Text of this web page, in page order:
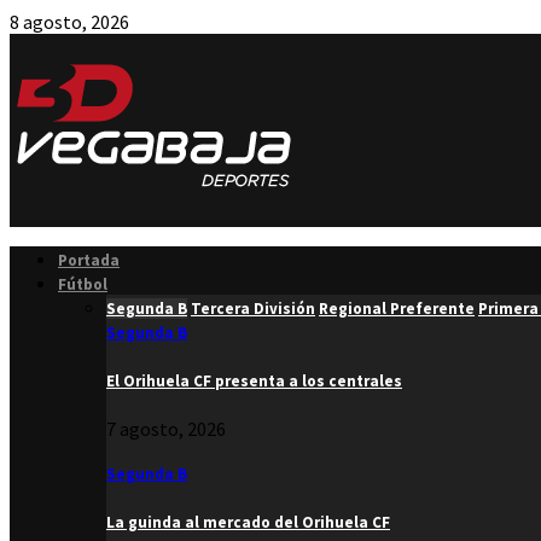
8 agosto, 2026
Portada
Fútbol
Segunda B Tercera División Regional Preferente
Segunda B
El Orihuela CF presenta a los centrales
7 agosto, 2026
Segunda B
La guinda al mercado del Orihuela CF